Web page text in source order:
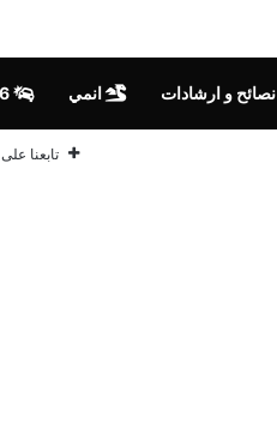
نصائح و ارشادات انمي
تابعنا على